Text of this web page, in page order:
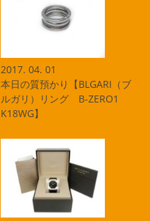
2017. 04. 01
本日の質預かり【BLGARI（ブ
ルガリ）リング B-ZERO1
K18WG】